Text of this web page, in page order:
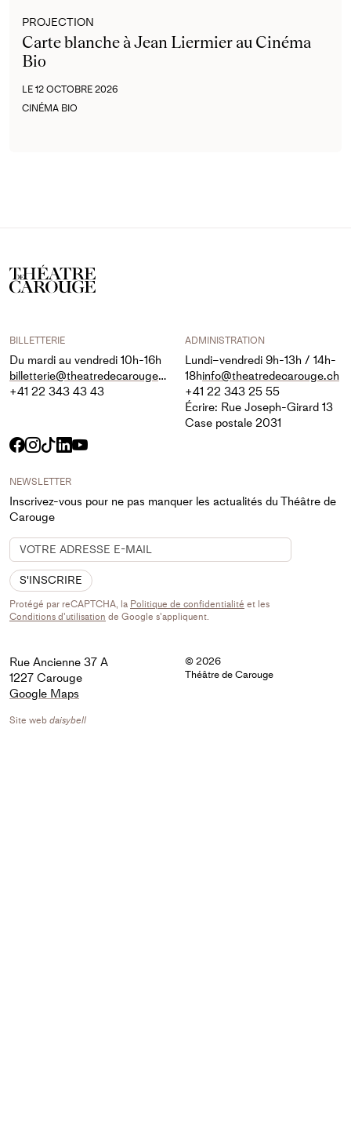
PROJECTION
Carte blanche à Jean Liermier au Cinéma
Bio
LE 12 OCTOBRE 2026
CINÉMA BIO
BILLETTERIE
Du mardi au vendredi 10h-16h
billetterie@theatredecarouge.ch
+41 22 343 43 43
Facebook
Instagram
TikTokLinkedIn
YouTube
ADMINISTRATION
Lundi–vendredi 9h-13h / 14h-
18hinfo@theatredecarouge.ch
+41 22 343 25 55
Écrire: Rue Joseph-Girard 13
Case postale 2031
NEWSLETTER
Inscrivez-vous pour ne pas manquer les actualités du Théâtre de
Carouge
S'INSCRIRE
Protégé par reCAPTCHA, la Politique de confidentialité et les
Conditions d'utilisation de Google s'appliquent.
Rue Ancienne 37 A
1227 Carouge
Google Maps
© 2026
Théâtre de Carouge
Site web daisybell